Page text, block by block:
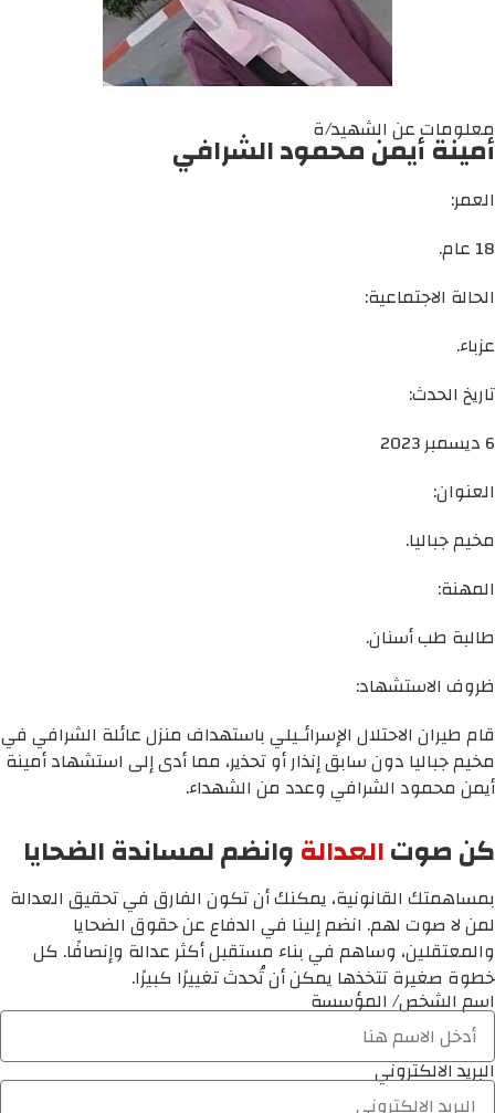
معلومات عن الشهيد/ة
أمينة أيمن محمود الشرافي
العمر:
18 عام.
الحالة الاجتماعية:
عزباء.
تاريخ الحدث:
6 ديسمبر 2023
العنوان:
مخيم جباليا.
المهنة:
طالبة طب أسنان.
ظروف الاستشهاد:
قام طيران الاحتلال الإسرائـيلي باستهداف منزل عائلة الشرافي في
مخيم جباليا دون سابق إنذار أو تحذير، مما أدى إلى استشهاد أمينة
أيمن محمود الشرافي وعدد من الشهداء.
كن صوتالعدالةوانضم لمساندة الضحايا
بمساهمتك القانونية، يمكنك أن تكون الفارق في تحقيق العدالة
لمن لا صوت لهم. انضم إلينا في الدفاع عن حقوق الضحايا
والمعتقلين، وساهم في بناء مستقبل أكثر عدالة وإنصافًا. كل
خطوة صغيرة تتخذها يمكن أن تُحدث تغييرًا كبيرًا.
اسم الشخص/ المؤسسة
البريد الالكتروني